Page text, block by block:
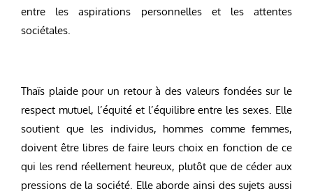
entre les aspirations personnelles et les attentes
sociétales.
Thaïs plaide pour un retour à des valeurs fondées sur le
respect mutuel, l’équité et l’équilibre entre les sexes. Elle
soutient que les individus, hommes comme femmes,
doivent être libres de faire leurs choix en fonction de ce
qui les rend réellement heureux, plutôt que de céder aux
pressions de la société. Elle aborde ainsi des sujets aussi